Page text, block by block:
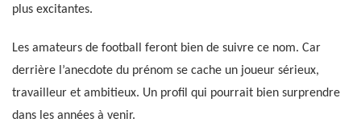
plus excitantes.
Les amateurs de football feront bien de suivre ce nom. Car
derrière l’anecdote du prénom se cache un joueur sérieux,
travailleur et ambitieux. Un profil qui pourrait bien surprendre
dans les années à venir.